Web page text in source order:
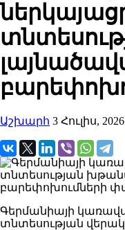
Աշխարհ 3 Հուլիս,
Գերմանիայի
տնտեսության